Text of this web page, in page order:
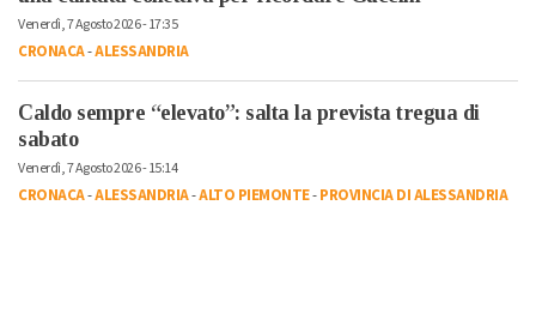
Venerdì, 7 Agosto 2026 - 17:35
CRONACA-ALESSANDRIA
Caldo sempre “elevato”: salta la prevista tregua di
sabato
Venerdì, 7 Agosto 2026 - 15:14
CRONACA-ALESSANDRIA-ALTO PIEMONTE-PROVINCIA DI ALESSANDRIA